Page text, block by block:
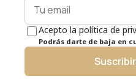
Acepto la política de
Podrás darte de baja en